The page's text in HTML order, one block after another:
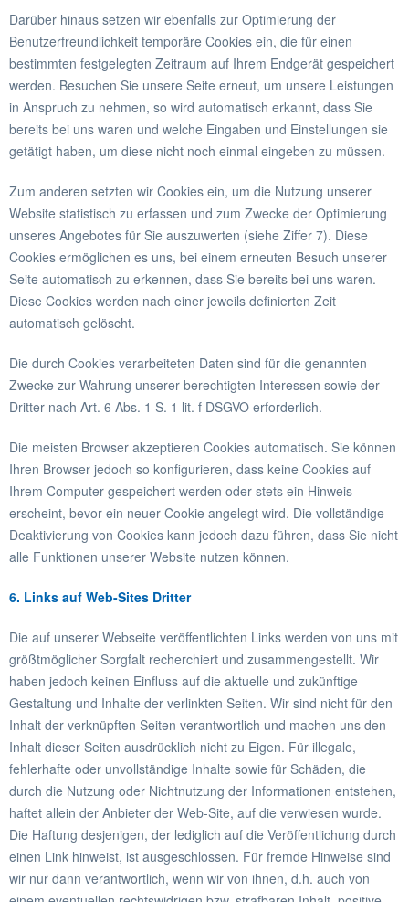
Darüber hinaus setzen wir ebenfalls zur Optimierung der
Benutzerfreundlichkeit temporäre Cookies ein, die für einen
bestimmten festgelegten Zeitraum auf Ihrem Endgerät gespeichert
werden. Besuchen Sie unsere Seite erneut, um unsere Leistungen
in Anspruch zu nehmen, so wird automatisch erkannt, dass Sie
bereits bei uns waren und welche Eingaben und Einstellungen sie
getätigt haben, um diese nicht noch einmal eingeben zu müssen.
Zum anderen setzten wir Cookies ein, um die Nutzung unserer
Website statistisch zu erfassen und zum Zwecke der Optimierung
unseres Angebotes für Sie auszuwerten (siehe Ziffer 7). Diese
Cookies ermöglichen es uns, bei einem erneuten Besuch unserer
Seite automatisch zu erkennen, dass Sie bereits bei uns waren.
Diese Cookies werden nach einer jeweils definierten Zeit
automatisch gelöscht.
Die durch Cookies verarbeiteten Daten sind für die genannten
Zwecke zur Wahrung unserer berechtigten Interessen sowie der
Dritter nach Art. 6 Abs. 1 S. 1 lit. f DSGVO erforderlich.
Die meisten Browser akzeptieren Cookies automatisch. Sie können
Ihren Browser jedoch so konfigurieren, dass keine Cookies auf
Ihrem Computer gespeichert werden oder stets ein Hinweis
erscheint, bevor ein neuer Cookie angelegt wird. Die vollständige
Deaktivierung von Cookies kann jedoch dazu führen, dass Sie nicht
alle Funktionen unserer Website nutzen können.
6. Links auf Web-Sites Dritter
Die auf unserer Webseite veröffentlichten Links werden von uns mit
größtmöglicher Sorgfalt recherchiert und zusammengestellt. Wir
haben jedoch keinen Einfluss auf die aktuelle und zukünftige
Gestaltung und Inhalte der verlinkten Seiten. Wir sind nicht für den
Inhalt der verknüpften Seiten verantwortlich und machen uns den
Inhalt dieser Seiten ausdrücklich nicht zu Eigen. Für illegale,
fehlerhafte oder unvollständige Inhalte sowie für Schäden, die
durch die Nutzung oder Nichtnutzung der Informationen entstehen,
haftet allein der Anbieter der Web-Site, auf die verwiesen wurde.
Die Haftung desjenigen, der lediglich auf die Veröffentlichung durch
einen Link hinweist, ist ausgeschlossen. Für fremde Hinweise sind
wir nur dann verantwortlich, wenn wir von ihnen, d.h. auch von